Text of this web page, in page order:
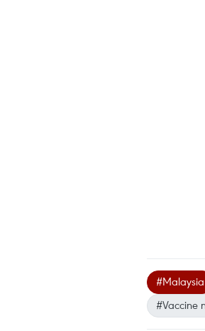
#Malaysia
#Vaccine